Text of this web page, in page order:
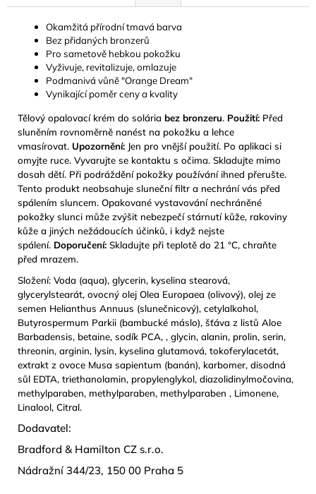
Okamžitá přírodní tmavá barva
Bez přidaných bronzerů
Pro sametově hebkou pokožku
Vyživuje, revitalizuje, omlazuje
Podmanivá vůně "Orange Dream"
Vynikající poměr ceny a kvality
Tělový opalovací krém do solária bez bronzeru. Použití: Před
sluněním rovnoměrně nanést na pokožku a lehce
vmasírovat. Upozornění: Jen pro vnější použití. Po aplikaci si
omyjte ruce. Vyvarujte se kontaktu s očima. Skladujte mimo
dosah dětí. Při podráždění pokožky používání ihned přerušte.
Tento produkt neobsahuje sluneční filtr a nechrání vás před
spálením sluncem. Opakované vystavování nechráněné
pokožky slunci může zvýšit nebezpečí stárnutí kůže, rakoviny
kůže a jiných nežádoucích účinků, i když nejste
spálení. Doporučení: Skladujte při teplotě do 21 °C, chraňte
před mrazem.
Složení: Voda (aqua), glycerin, kyselina stearová,
glycerylstearát, ovocný olej Olea Europaea (olivový), olej ze
semen Helianthus Annuus (slunečnicový), cetylalkohol,
Butyrospermum Parkii (bambucké máslo), šťáva z listů Aloe
Barbadensis, betaine, sodík PCA, , glycin, alanin, prolin, serin,
threonin, arginin, lysin, kyselina glutamová, tokoferylacetát,
extrakt z ovoce Musa sapientum (banán), karbomer, disodná
sůl EDTA, triethanolamin, propylenglykol, diazolidinylmočovina,
methylparaben, methylparaben, methylparaben , Limonene,
Linalool, Citral.
Dodavatel:
Bradford & Hamilton CZ s.r.o.
Nádražní 344/23, 150 00 Praha 5
BYLINNÝ
PORCOVANÝ
LYMFODREN
30G
Kč